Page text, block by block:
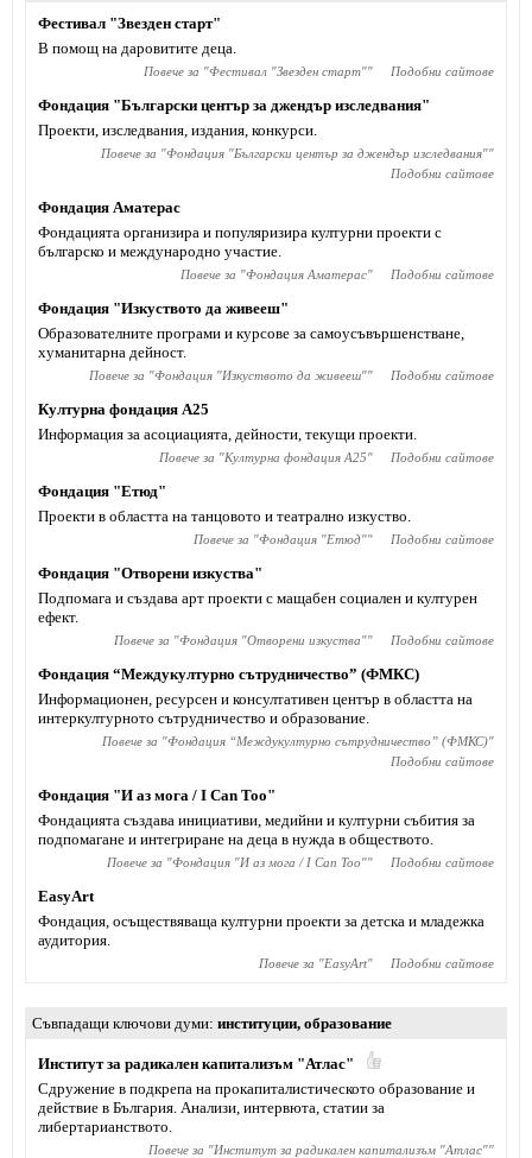
Фестивал "Звезден старт"
В помощ на даровитите деца.
Повече за "Фестивал "Звезден старт"" Подобни сайтове
Фондация "Български център за джендър изследвания"
Проекти, изследвания, издания, конкурси.
Повече за "Фондация "Български център за джендър изследвания""
Подобни сайтове
Фондация Аматерас
Фондацията организира и популяризира културни проекти с
българско и международно участие.
Повече за "Фондация Аматерас" Подобни сайтове
Фондация "Изкуството да живееш"
Образователните програми и курсове за самоусъвършенстване,
хуманитарна дейност.
Повече за "Фондация "Изкуството да живееш"" Подобни сайтове
Културна фондация А25
Информация за асоциацията, дейности, текущи проекти.
Повече за "Културна фондация А25" Подобни сайтове
Фондация "Етюд"
Проекти в областта на танцовото и театрално изкуство.
Повече за "Фондация "Етюд"" Подобни сайтове
Фондация "Отворени изкуства"
Подпомага и създава арт проекти с мащабен социален и културен
ефект.
Повече за "Фондация "Отворени изкуства"" Подобни сайтове
Фондация “Междукултурно сътрудничество” (ФМКС)
Информационен, ресурсен и консултативен център в областта на
интеркултурното сътрудничество и образование.
Повече за "Фондация “Междукултурно сътрудничество” (ФМКС)"
Подобни сайтове
Фондация "И аз мога / I Can Too"
Фондацията създава инициативи, медийни и културни събития за
подпомагане и интегриране на деца в нужда в обществото.
Повече за "Фондация "И аз мога / I Can Too"" Подобни сайтове
EasyArt
Фондация, осъществяваща културни проекти за детска и младежка
аудитория.
Повече за "EasyArt" Подобни сайтове
Съвпадащи ключови думи институции, образование
Институт за радикален капитализъм "Атлас"
Сдружение в подкрепа на прокапиталистическото образование и
действие в България. Анализи, интервюта, статии за
либертарианството.
Повече за "Институт за радикален капитализъм "Атлас""